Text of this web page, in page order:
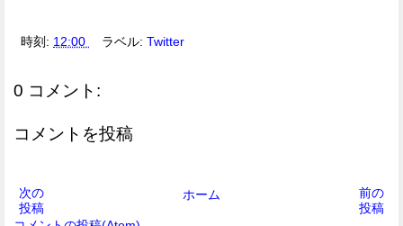
時刻: 12:00 ラベル:Twitter
0 コメント:
コメントを投稿
次の
投稿
前の
投稿
ホーム